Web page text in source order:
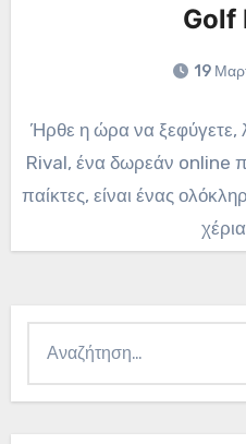
Golf
19
Ήρθε η ώρα να ξεφύγετε,
Rival, ένα δωρεάν online
παίκτες, είναι ένας